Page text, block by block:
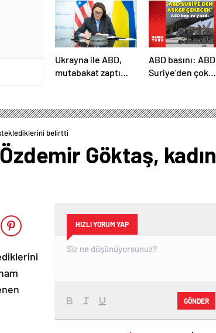
Ukrayna ile ABD,
mutabakat zaptı
ABD basını: ABD
Suriye’den çok
belirtti
Göktaş, kadın
HIZLI YORUM YAP
GÖNDER